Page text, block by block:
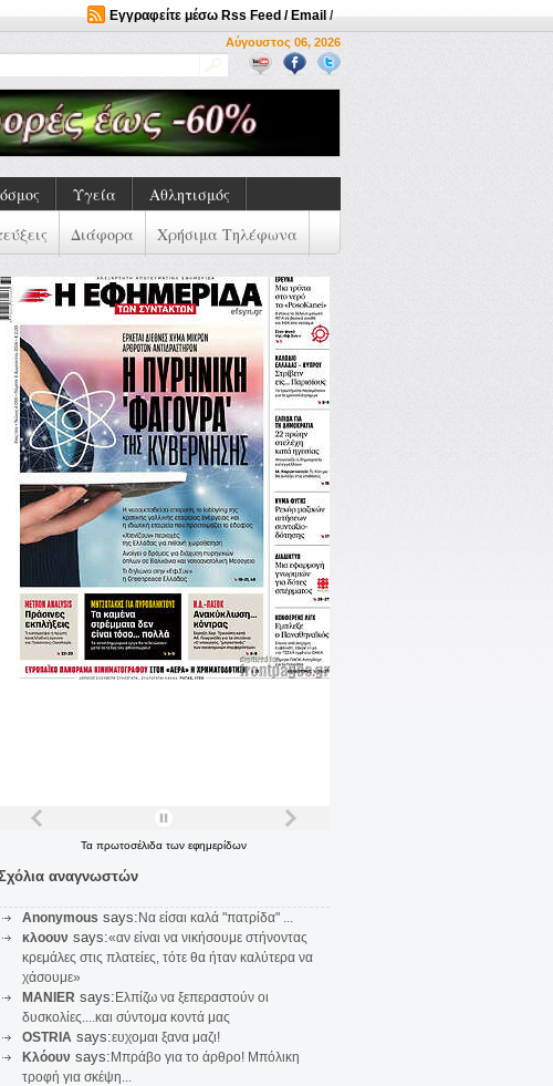
Εγγραφείτε μέσω Rss Feed / Email /
Αύγουστος 06, 2026
Υγεία
Αθλητισμός
Διάφορα Χρήσιμα Τηλέφωνα
Τα πρωτοσέλιδα των εφημερίδων
αναγνωστών
Anonymous says: Να είσαι καλά "πατρίδα" ...
κλοουν says:«αν είναι να νικήσουμε στήνοντας
κρεμάλες στις πλατείες, τότε θα ήταν καλύτερα να
χάσουμε»
MANIER says: Ελπίζω να ξεπεραστούν οι
δυσκολίες....και σύντομα κοντά μας
OSTRIA says:ευχομαι ξανα μαζι!
Κλόουν says: Μπράβο για το άρθρο! Μπόλικη
τροφή για σκέψη...